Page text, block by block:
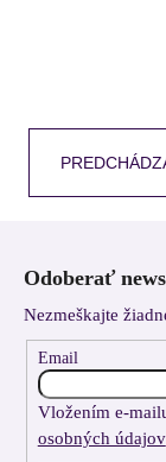
Odoberať
Nezmeškajte
Email
Vložením e-
osobných údajov